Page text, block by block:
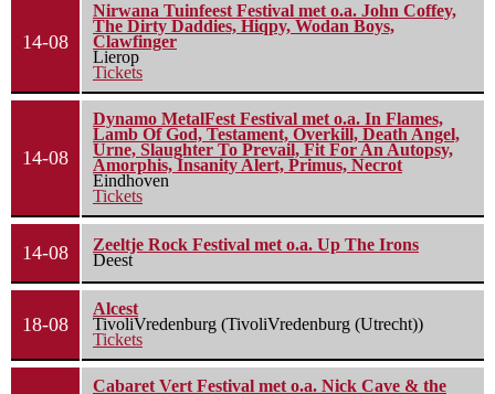
14-08
Nirwana Tuinfeest Festival met o.a. John Coffey,
The Dirty Daddies, Hiqpy, Wodan Boys,
Clawfinger
Lierop
Tickets
14-08
Dynamo MetalFest Festival met o.a. In Flames,
Lamb Of God, Testament, Overkill, Death Angel,
Urne, Slaughter To Prevail, Fit For An Autopsy,
Amorphis, Insanity Alert, Primus, Necrot
Eindhoven
Tickets
14-08
Zeeltje Rock Festival met o.a. Up The Irons
Deest
18-08
Alcest
TivoliVredenburg (TivoliVredenburg (Utrecht))
Tickets
Cabaret Vert Festival met o.a. Nick Cave & the